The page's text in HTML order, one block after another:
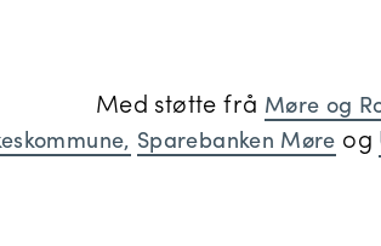
Med støtte frå Møre og
Sparebanken Møre og